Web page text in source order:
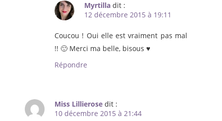
Myrtilla dit :
12 décembre 2015 à 19:11
Coucou ! Oui elle est vraiment pas mal
!! 🙂 Merci ma belle, bisous ♥
Répondre
Miss Lillierose dit :
10 décembre 2015 à 21:44